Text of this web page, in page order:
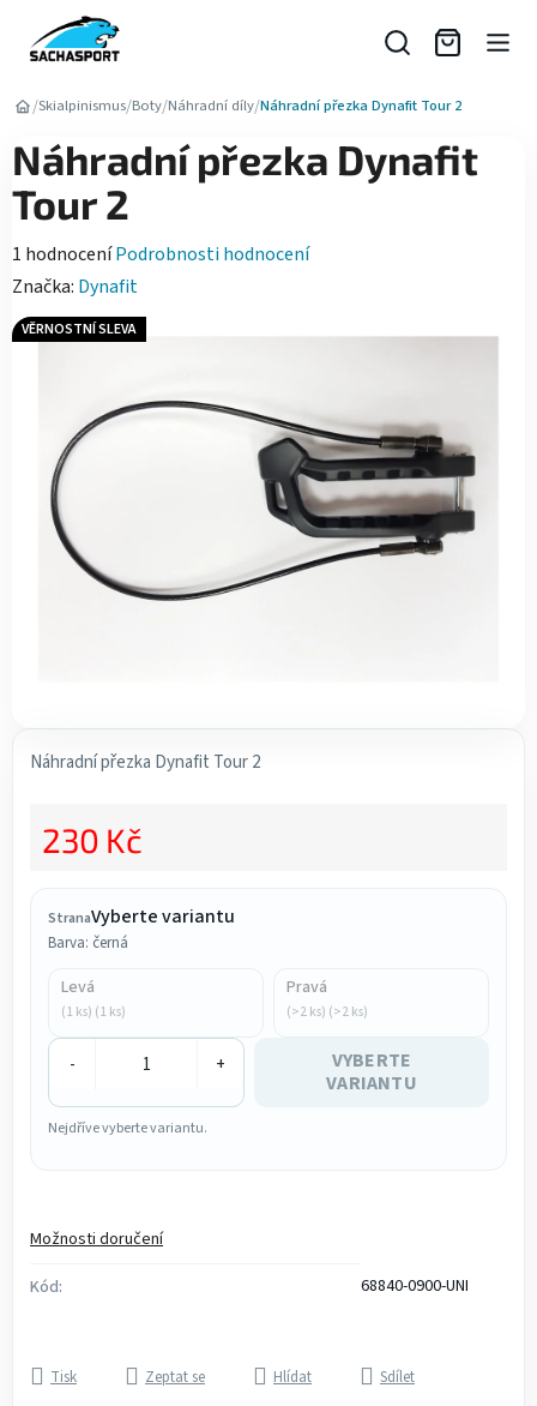
obsah
/Skialpinismus/Boty/Náhradní díly/Náhradní přezka Dynafit Tour 2
Náhradní přezka Dynafit Tour 2
StranaVyberte variantu
Barva: černá
Levá
(1 ks) (1 ks)
Pravá
(>2 ks) (>2 ks)
- +
VYBERTE
VARIANTU
Nejdříve vyberte variantu.
Možnosti doručení
Kód:
68840-0900-UNI
230 Kč
Tisk Zeptat se Hlídat Sdílet
Náhradní přezka Dynafit
Tour 2
Průměrné
hodnocení
produktu
je
hvězdiček.
1 hodnoceníPodrobnosti hodnocení
Značka: Dynafit
VĚRNOSTNÍ SLEVA